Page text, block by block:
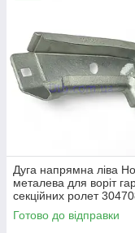
Дуга напрямна ліва
металева для воріт
секційних ролет
Готово до відправки